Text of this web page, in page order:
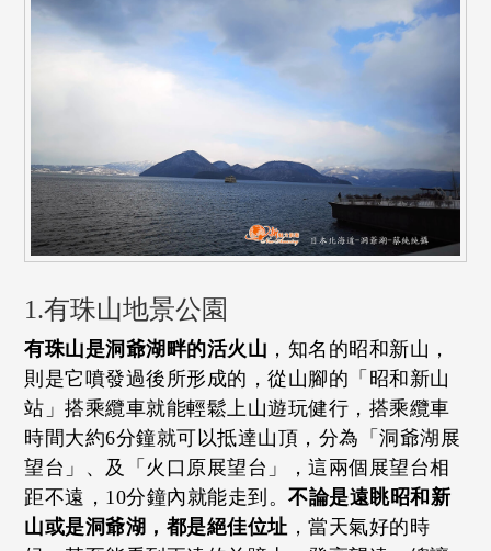
1.有珠山地景公園
有珠山是洞爺湖畔的活火山 ，知名的昭和新山，
則是它噴發過後所形成的，從山腳的「昭和新山
站」搭乘纜車就能輕鬆上山遊玩健行，搭乘纜車
時間大約6分鐘就可以抵達山頂，分為「洞爺湖展
望台」、及「火口原展望台」，這兩個展望台相
距不遠，10分鐘內就能走到。不論是遠眺昭和新
山或是洞爺湖，都是絕佳位址 ，當天氣好的時